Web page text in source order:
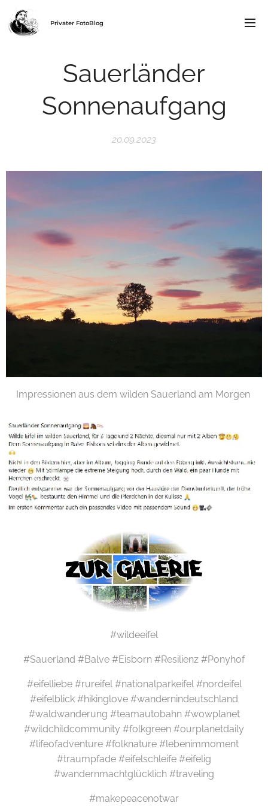
Privater FotoBlog
Sauerländer
Sonnenaufgang
20.09.2023
Impressionen aus dem wilden Sauerland am Morgen
#wildeeifel
#Sauerland #Balve #Eisborn #Resilienz #Ponyhof
#eifelliebe #rureifel #nationalparkeifel #nordeifel
#eifelblick #hikinglove #wandernindeutschland
#waldwanderung #teamautobahn #wowplanet
#wildchildcommunity #folkgreen #ourplanetdaily
#lifeofadventure #folknature #lebenimmoment
#traumpfade #eifelschleife #eifelig
#wandernmachtglücklich #traveling
#makepeacenotwar